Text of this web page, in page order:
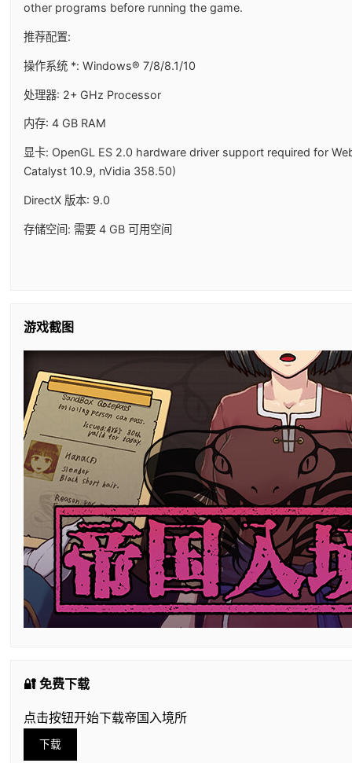
other programs before running the game.
推荐配置:
操作系统 *: Windows® 7/8/8.1/10
处理器: 2+ GHz Processor
内存: 4 GB RAM
显卡: OpenGL ES 2.0 hardware driver support required for
Catalyst 10.9, nVidia 358.50)
DirectX 版本: 9.0
存储空间: 需要 4 GB 可用空间
游戏截图
🔐 免费下载
点击按钮开始下载帝国入境所
下载